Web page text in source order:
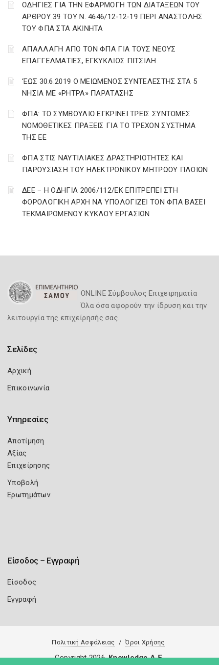
ΟΔΗΓΙΕΣ ΓΙΑ ΤΗΝ ΕΦΑΡΜΟΓΗ ΤΩΝ ΔΙΑΤΑΞΕΩΝ ΤΟΥ
ΑΡΘΡΟΥ 39 ΤΟΥ Ν. 4646/12-12-19 ΠΕΡΙ ΑΝΑΣΤΟΛΗΣ
ΤΟΥ ΦΠΑ ΣΤΑ ΑΚΙΝΗΤΑ
ΑΠΑΛΛΑΓΗ ΑΠΟ ΤΟΝ ΦΠΑ ΓΙΑ ΤΟΥΣ ΝΕΟΥΣ
ΕΠΑΓΓΕΛΜΑΤΙΕΣ, ΕΓΚΥΚΛΙΟΣ ΠΙΤΣΙΛΗ.
‘ΕΩΣ 30.6.2019 Ο ΜΕΙΩΜΕΝΟΣ ΣΥΝΤΕΛΕΣΤΗΣ ΣΤΑ 5
ΝΗΣΙΑ ΜΕ «ΡΗΤΡΑ» ΠΑΡΑΤΑΣΗΣ
ΦΠΑ: ΤΟ ΣΥΜΒΟΥΛΙΟ ΕΓΚΡΙΝΕΙ ΤΡΕΙΣ ΣΥΝΤΟΜΕΣ
ΝΟΜΟΘΕΤΙΚΕΣ ΠΡΑΞΕΙΣ ΓΙΑ ΤΟ ΤΡΕΧΟΝ ΣΥΣΤΗΜΑ
ΤΗΣ ΕΕ
ΦΠΑ ΣΤΙΣ ΝΑΥΤΙΛΙΑΚΕΣ ΔΡΑΣΤΗΡΙΟΤΗΤΕΣ ΚΑΙ
ΠΑΡΟΥΣΙΑΣΗ ΤΟΥ ΗΛΕΚΤΡΟΝΙΚΟΥ ΜΗΤΡΩΟΥ ΠΛΟΙΩΝ
ΔΕΕ – Η ΟΔΗΓΙΑ 2006/112/ΕΚ ΕΠΙΤΡΕΠΕΙ ΣΤΗ
ΦΟΡΟΛΟΓΙΚΗ ΑΡΧΗ ΝΑ ΥΠΟΛΟΓΙΖΕΙ ΤΟΝ ΦΠΑ ΒΑΣΕΙ
ΤΕΚΜΑΙΡΟΜΕΝΟΥ ΚΥΚΛΟΥ ΕΡΓΑΣΙΩΝ
ONLINE Σύμβουλος Επιχειρηματία
Όλα όσα αφορούν την ίδρυση και την
λειτουργία της επιχείρησής σας.
Σελίδες
Αρχική
Επικοινωνία
Υπηρεσίες
Αποτίμηση
Αξίας
Επιχείρησης
Υποβολή
Ερωτημάτων
Είσοδος – Εγγραφή
Είσοδος
Εγγραφή
Πολιτική Ασφάλειας Όροι Χρήσης
Copyright 2026 Knowledge A.E.